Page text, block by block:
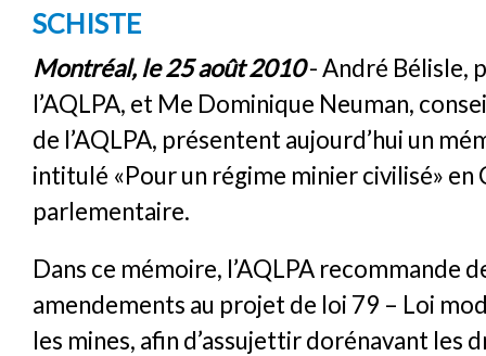
SCHISTE
Montréal, le 25 août 2010- André Bélisle,
l’AQLPA, et Me Dominique Neuman,
de l’AQLPA, présentent aujourd’hui un
intitulé «Pour un régime minier civilisé» en
parlementaire.
Dans ce mémoire, l’AQLPA recommande
amendements au projet de loi 79 – Loi
les mines, afin d’assujettir dorénavant les